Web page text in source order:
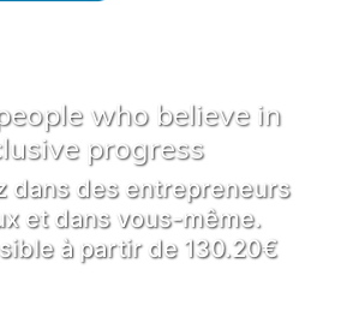
who believe in
progress
dans des entrepreneurs
et dans vous-même.
à partir de 130.20€